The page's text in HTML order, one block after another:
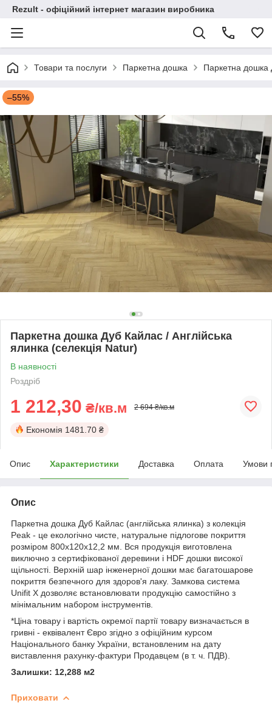
Rezult - офіційний інтернет магазин виробника
Товари та послуги Паркетна дошка Паркетна дошка
–55%
Паркетна дошка Дуб Кайлас / Англійська
ялинка (селекція Natur)
В наявності
Роздріб
1 212,30 ₴/кв.м 2 694 ₴/кв.м
Економія 1481.70 ₴
Опис Характеристики Доставка Оплата Умови
Опис
Паркетна дошка Дуб Кайлас (англійська ялинка) з колекція
Peak - це екологічно чисте, натуральне підлогове покриття
розміром 800х120х12,2 мм. Вся продукція виготовлена ​​
виключно з сертифікованої деревини і HDF дошки високої
щільності. Верхній шар інженерної дошки має багатошарове
покриття безпечного для здоров'я лаку. Замкова система
Unifit X дозволяє встановлювати продукцію самостійно з
мінімальним набором інструментів.
*Ціна товару і вартість окремої партії товару визначається в
гривні - еквівалент Євро згідно з офіційним курсом
Національного банку України, встановленим на дату
виставлення рахунку-фактури Продавцем (в т. ч. ПДВ).
Залишки: 12,288 м2
Приховати